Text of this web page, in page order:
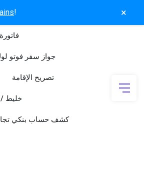
! ×
جواز سفر فوتو
تصريح الإقامة
خليط /
كشف حساب بنكي